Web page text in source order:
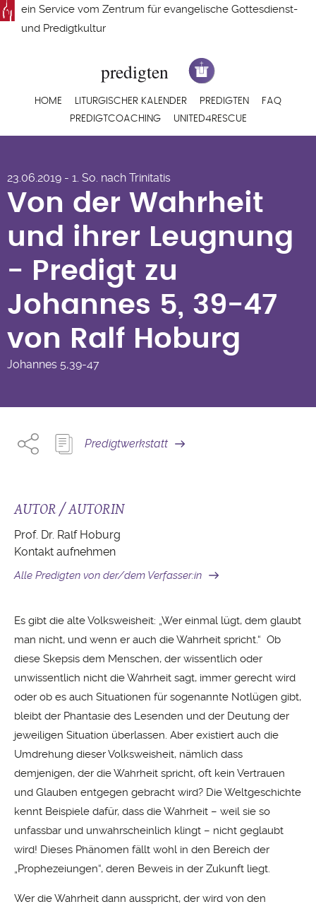
Direkt
zum
ein Service vom Zentrum für evangelische Gottesdienst-
und Predigtkultur
Hauptnavigation
HOME LITURGISCHER KALENDER PREDIGTEN
FAQ
PREDIGTCOACHING
UNITED4RESCUE
und ihrer Leugnung
- Predigt zu
Johannes 5, 39-47
von Ralf Hoburg
23.06.2019 - 1. So. nach Trinitatis
Von der Wahrheit
und ihrer Leugnung
- Predigt zu
Johannes 5, 39-47
von Ralf Hoburg
Johannes 5,39-47
Predigtwerkstatt
AUTOR / AUTORIN
Prof. Dr. Ralf Hoburg
Kontakt aufnehmen
Alle Predigten von der/dem Verfasser:in
Es gibt die alte Volksweisheit: „Wer einmal lügt, dem glaubt
man nicht, und wenn er auch die Wahrheit spricht.“ Ob
diese Skepsis dem Menschen, der wissentlich oder
unwissentlich nicht die Wahrheit sagt, immer gerecht wird
oder ob es auch Situationen für sogenannte Notlügen gibt,
bleibt der Phantasie des Lesenden und der Deutung der
jeweiligen Situation überlassen. Aber existiert auch die
Umdrehung dieser Volksweisheit, nämlich dass
demjenigen, der die Wahrheit spricht, oft kein Vertrauen
und Glauben entgegen gebracht wird? Die Weltgeschichte
kennt Beispiele dafür, dass die Wahrheit – weil sie so
unfassbar und unwahrscheinlich klingt – nicht geglaubt
wird! Dieses Phänomen fällt wohl in den Bereich der
„Prophezeiungen“, deren Beweis in der Zukunft liegt.
Wer die Wahrheit dann ausspricht, der wird von den